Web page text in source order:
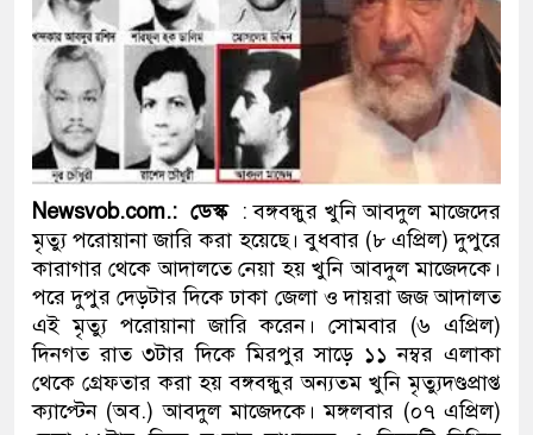
২৮ লাখ টাকার জাল নোটসহ দুইজনকে
থানা পুলিশ
যেকোনো সময় বেনজীরের প্রত্যাবর্তন
নেতৃত্ব ও গণতন্ত্রের মূর্তমান প্রতীক বেগম
যে ভাবে ডেভিড ইমনের কাছে মিলল ভারতীয়
‘আজহার খান’
অবৈধ বিদেশি পিস্তল, ম্যাগাজিন ও গুলিসহ
জড়িত কিশোর গ্যাংয়ের চার শিশু আটক
Newsvob.com.: ডেস্ক : বঙ্গবন্ধুর খুনি আবদুল মাজেদের
মৃত্যু পরোয়ানা জারি করা হয়েছে। বুধবার (৮ এপ্রিল) দুপুরে
কারাগার থেকে আদালতে নেয়া হয় খুনি আবদুল মাজেদকে।
পরে দুপুর দেড়টার দিকে ঢাকা জেলা ও দায়রা জজ আদালত
এই মৃত্যু পরোয়ানা জারি করেন। সোমবার (৬ এপ্রিল)
দিনগত রাত ৩টার দিকে মিরপুর সাড়ে ১১ নম্বর এলাকা
থেকে গ্রেফতার করা হয় বঙ্গবন্ধুর অন্যতম খুনি মৃত্যুদণ্ডপ্রাপ্ত
ক্যাপ্টেন (অব.) আবদুল মাজেদকে। মঙ্গলবার (০৭ এপ্রিল)